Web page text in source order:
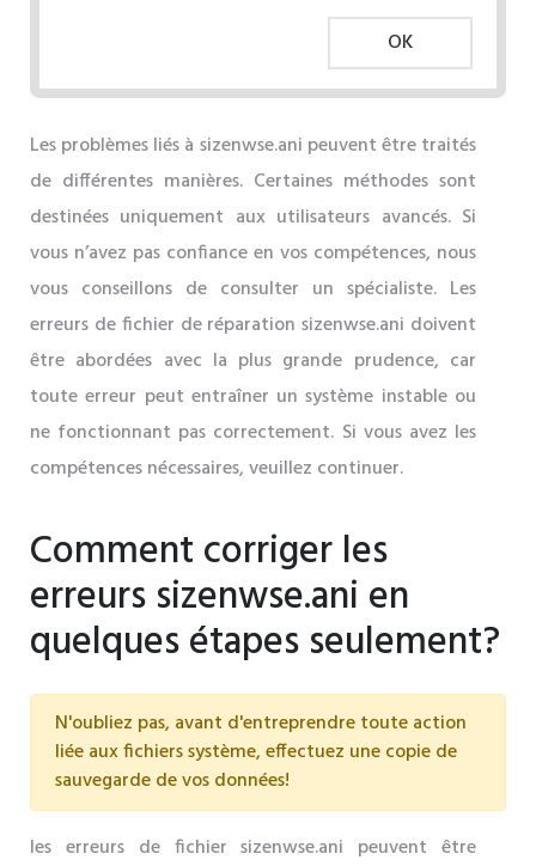
OK
Les problèmes liés à sizenwse.ani peuvent être traités
de différentes manières. Certaines méthodes sont
destinées uniquement aux utilisateurs avancés. Si
vous n’avez pas confiance en vos compétences, nous
vous conseillons de consulter un spécialiste. Les
erreurs de fichier de réparation sizenwse.ani doivent
être abordées avec la plus grande prudence, car
toute erreur peut entraîner un système instable ou
ne fonctionnant pas correctement. Si vous avez les
compétences nécessaires, veuillez continuer.
Comment corriger les
erreurs sizenwse.ani en
quelques étapes seulement?
N'oubliez pas, avant d'entreprendre toute action
liée aux fichiers système, effectuez une copie de
sauvegarde de vos données!
les erreurs de fichier sizenwse.ani peuvent être